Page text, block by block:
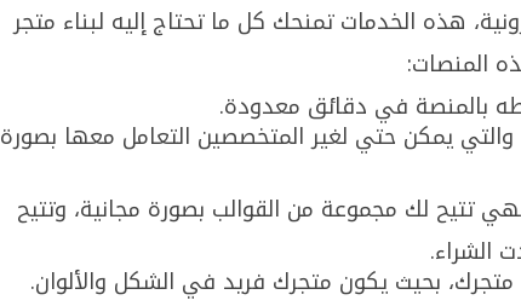
هذه الخدمات تمنحك كل ما تحتاج إليه لبناء متجر
المنصات:
بالمنصة في دقائق معدودة.
يمكن حتي لغير المتخصصين التعامل معها بصورة
تتيح لك مجموعة من القوالب بصورة مجانية، وتتيح
الشراء.
بحيث يكون متجرك فريد في الشكل والألوان.